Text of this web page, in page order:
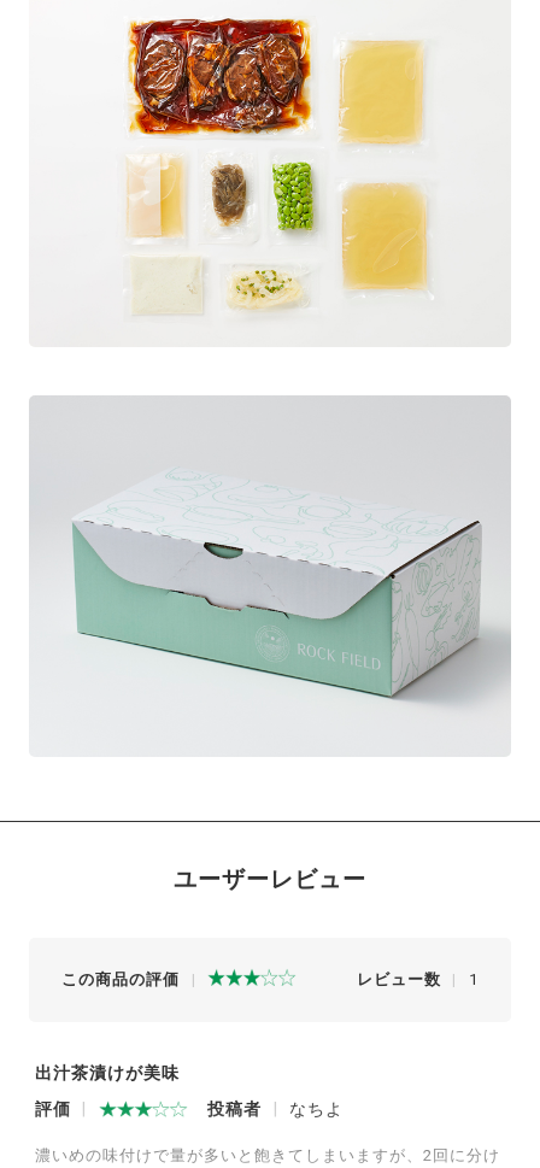
ユーザーレビュー
この商品の評価 レビュー数 1
出汁茶漬けが美味
評価
投稿者 なちよ
濃いめの味付けで量が多いと飽きてしまいますが、2回に分け